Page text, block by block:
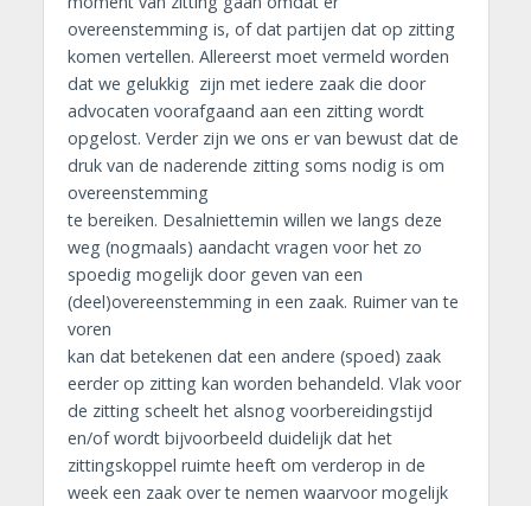
overeenstemming is, of dat partijen dat op zitting
komen vertellen. Allereerst moet vermeld worden
dat we gelukkig zijn met iedere zaak die door
advocaten voorafgaand aan een zitting wordt
opgelost. Verder zijn we ons er van bewust dat de
druk van de naderende zitting soms nodig is om
overeenstemming
te bereiken. Desalniettemin willen we langs deze
weg (nogmaals) aandacht vragen voor het zo
spoedig mogelijk door geven van een
(deel)overeenstemming in een zaak. Ruimer van te
voren
kan dat betekenen dat een andere (spoed) zaak
eerder op zitting kan worden behandeld. Vlak voor
de zitting scheelt het alsnog voorbereidingstijd
en/of wordt bijvoorbeeld duidelijk dat het
zittingskoppel ruimte heeft om verderop in de
week een zaak over te nemen waarvoor mogelijk